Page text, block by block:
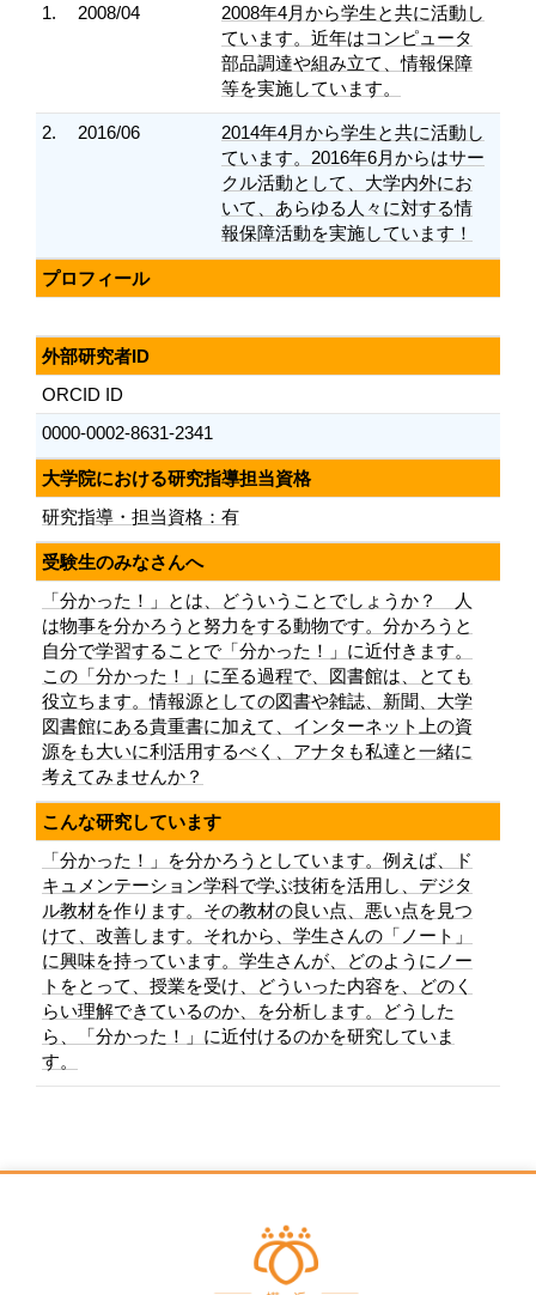
1.
2008/04
2008年4月から学生と共に活動し
ています。近年はコンピュータ
部品調達や組み立て、情報保障
等を実施しています。
2. 2016/06
2014年4月から学生と共に活動し
ています。2016年6月からはサー
クル活動として、大学内外にお
いて、あらゆる人々に対する情
報保障活動を実施しています！
プロフィール
外部研究者ID
ORCID ID
0000-0002-8631-2341
大学院における研究指導担当資格
研究指導・担当資格：有
受験生のみなさんへ
「分かった！」とは、どういうことでしょうか？ 人
は物事を分かろうと努力をする動物です。分かろうと
自分で学習することで「分かった！」に近付きます。
この「分かった！」に至る過程で、図書館は、とても
役立ちます。情報源としての図書や雑誌、新聞、大学
図書館にある貴重書に加えて、インターネット上の資
源をも大いに利活用するべく、アナタも私達と一緒に
考えてみませんか？
こんな研究しています
「分かった！」を分かろうとしています。例えば、ド
キュメンテーション学科で学ぶ技術を活用し、デジタ
ル教材を作ります。その教材の良い点、悪い点を見つ
けて、改善します。それから、学生さんの「ノート」
に興味を持っています。学生さんが、どのようにノー
トをとって、授業を受け、どういった内容を、どのく
らい理解できているのか、を分析します。どうした
ら、「分かった！」に近付けるのかを研究していま
す。